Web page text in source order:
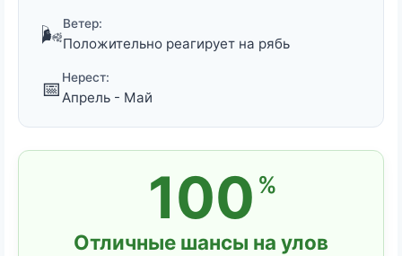
🌬️Ветер:
Положительно реагирует на рябь
📅 Нерест:
Апрель - Май
100 %
Отличные шансы на улов